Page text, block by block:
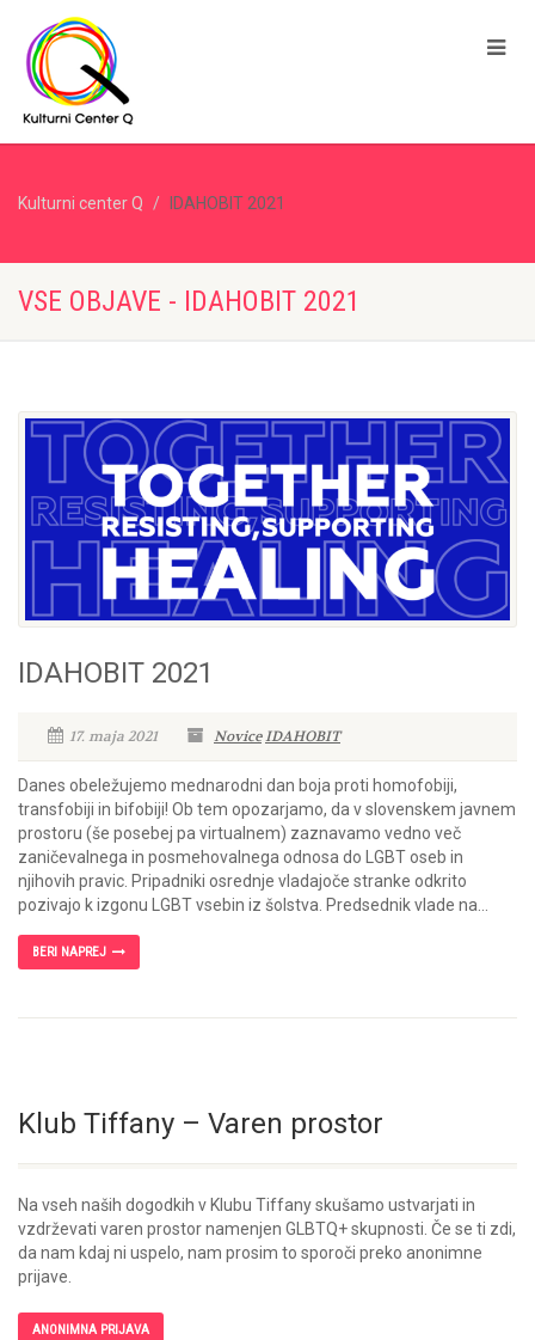
Kulturni center Q IDAHOBIT 2021
VSE OBJAVE - IDAHOBIT 2021
IDAHOBIT 2021
17. maja 2021 NoviceIDAHOBIT
Danes obeležujemo mednarodni dan boja proti homofobiji,
transfobiji in bifobiji! Ob tem opozarjamo, da v slovenskem javnem
prostoru (še posebej pa virtualnem) zaznavamo vedno več
zaničevalnega in posmehovalnega odnosa do LGBT oseb in
njihovih pravic. Pripadniki osrednje vladajoče stranke odkrito
pozivajo k izgonu LGBT vsebin iz šolstva. Predsednik vlade na...
BERI NAPREJ
Klub Tiffany – Varen prostor
Na vseh naših dogodkih v Klubu Tiffany skušamo ustvarjati in
vzdrževati varen prostor namenjen GLBTQ+ skupnosti. Če se ti zdi,
da nam kdaj ni uspelo, nam prosim to sporoči preko anonimne
prijave.
ANONIMNA PRIJAVA